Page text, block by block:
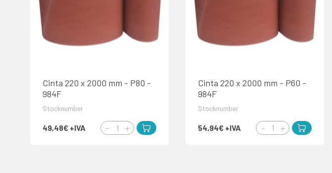
Cinta 220 x 2000 mm - P80 -
984F
Stocknumber
49,48€ +IVA
Cinta 220 x 2000 mm - P60 -
984F
Stocknumber
54,94€ +IVA